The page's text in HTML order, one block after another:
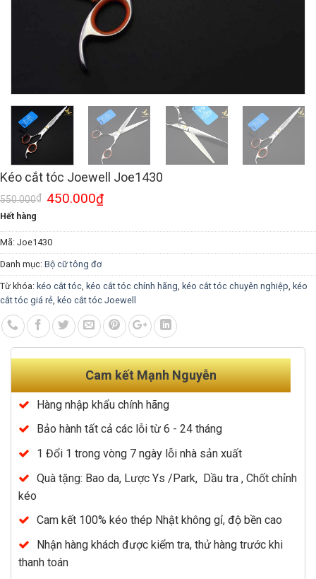
Kéo cắt tóc Joewell Joe1430
550.000₫ 450.000₫
Hết hàng
Mã: Joe1430
Danh mục: Bộ cữ tông đơ
Từ khóa: kéo cắt tóc kéo cắt tóc chính hãng kéo cắt tóc chuyên nghiệp kéo
cắt tóc giá rẻ kéo cắt tóc Joewell
Cam kết Mạnh Nguyễn
Hàng nhập khẩu chính hãng
Bảo hành tất cả các lỗi từ 6 - 24 tháng
1 Đổi 1 trong vòng 7 ngày lỗi nhà sản xuất
Quà tặng: Bao da, Lược Ys /Park, Dầu tra , Chốt chỉnh
kéo
Cam kết 100% kéo thép Nhật không gỉ, độ bền cao
Nhận hàng khách được kiểm tra, thử hàng trước khi
thanh toán